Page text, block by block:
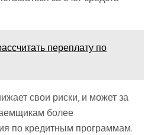
переплату по
свои риски, и может за
более
по кредитным программам.